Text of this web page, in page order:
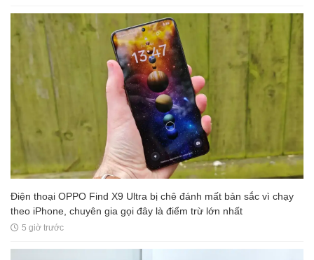
Điện thoại OPPO Find X9 Ultra bị chê đánh mất bản sắc vì chạy
theo iPhone, chuyên gia gọi đây là điểm trừ lớn nhất
5 giờ trước